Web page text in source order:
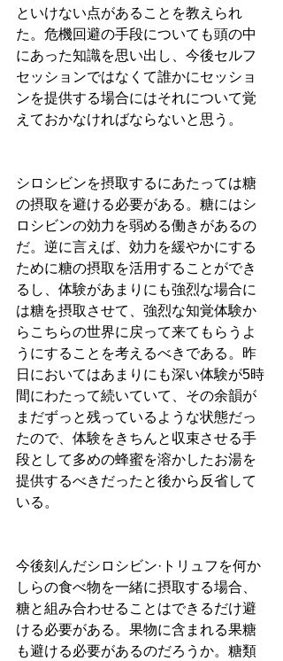
といけない点があることを教えられ
た。危機回避の手段についても頭の中
にあった知識を思い出し、今後セルフ
セッションではなくて誰かにセッショ
ンを提供する場合にはそれについて覚
えておかなければならないと思う。
シロシビンを摂取するにあたっては糖
の摂取を避ける必要がある。糖にはシ
ロシビンの効力を弱める働きがあるの
だ。逆に言えば、効力を緩やかにする
ために糖の摂取を活用することができ
るし、体験があまりにも強烈な場合に
は糖を摂取させて、強烈な知覚体験か
らこちらの世界に戻って来てもらうよ
うにすることを考えるべきである。昨
日においてはあまりにも深い体験が5時
間にわたって続いていて、その余韻が
まだずっと残っているような状態だっ
たので、体験をきちんと収束させる手
段として多めの蜂蜜を溶かしたお湯を
提供するべきだったと後から反省して
いる。
今後刻んだシロシビン·トリュフを何か
しらの食べ物を一緒に摂取する場合、
糖と組み合わせることはできるだけ避
ける必要がある。果物に含まれる果糖
も避ける必要があるのだろうか。糖類